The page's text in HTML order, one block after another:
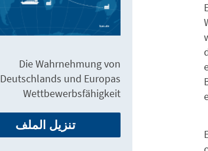
Die Wahrnehmung von
Deutschlands und Europas
Wettbewerbsfähigkeit
تنزيل الملف